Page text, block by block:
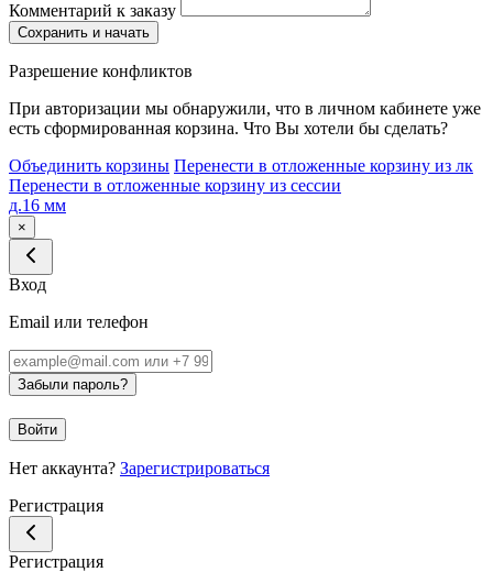
Комментарий к заказу
Сохранить и начать
Разрешение конфликтов
При авторизации мы обнаружили, что в личном кабинете уже
есть сформированная корзина. Что Вы хотели бы сделать?
Объединить корзины Перенести в отложенные корзину из лк
Перенести в отложенные корзину из сессии
д.16 мм
×
Вход
Email или телефон
Забыли пароль?
Войти
Нет аккаунта? Зарегистрироваться
Регистрация
Регистрация